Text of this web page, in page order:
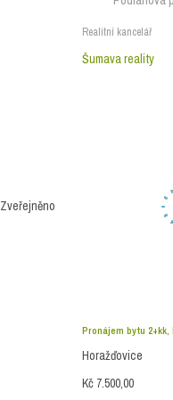
Realitní kancelář
Šumava reality
Zveřejněno
Pronájem bytu 2+kk,
Horažďovice
Kč 7.500,00